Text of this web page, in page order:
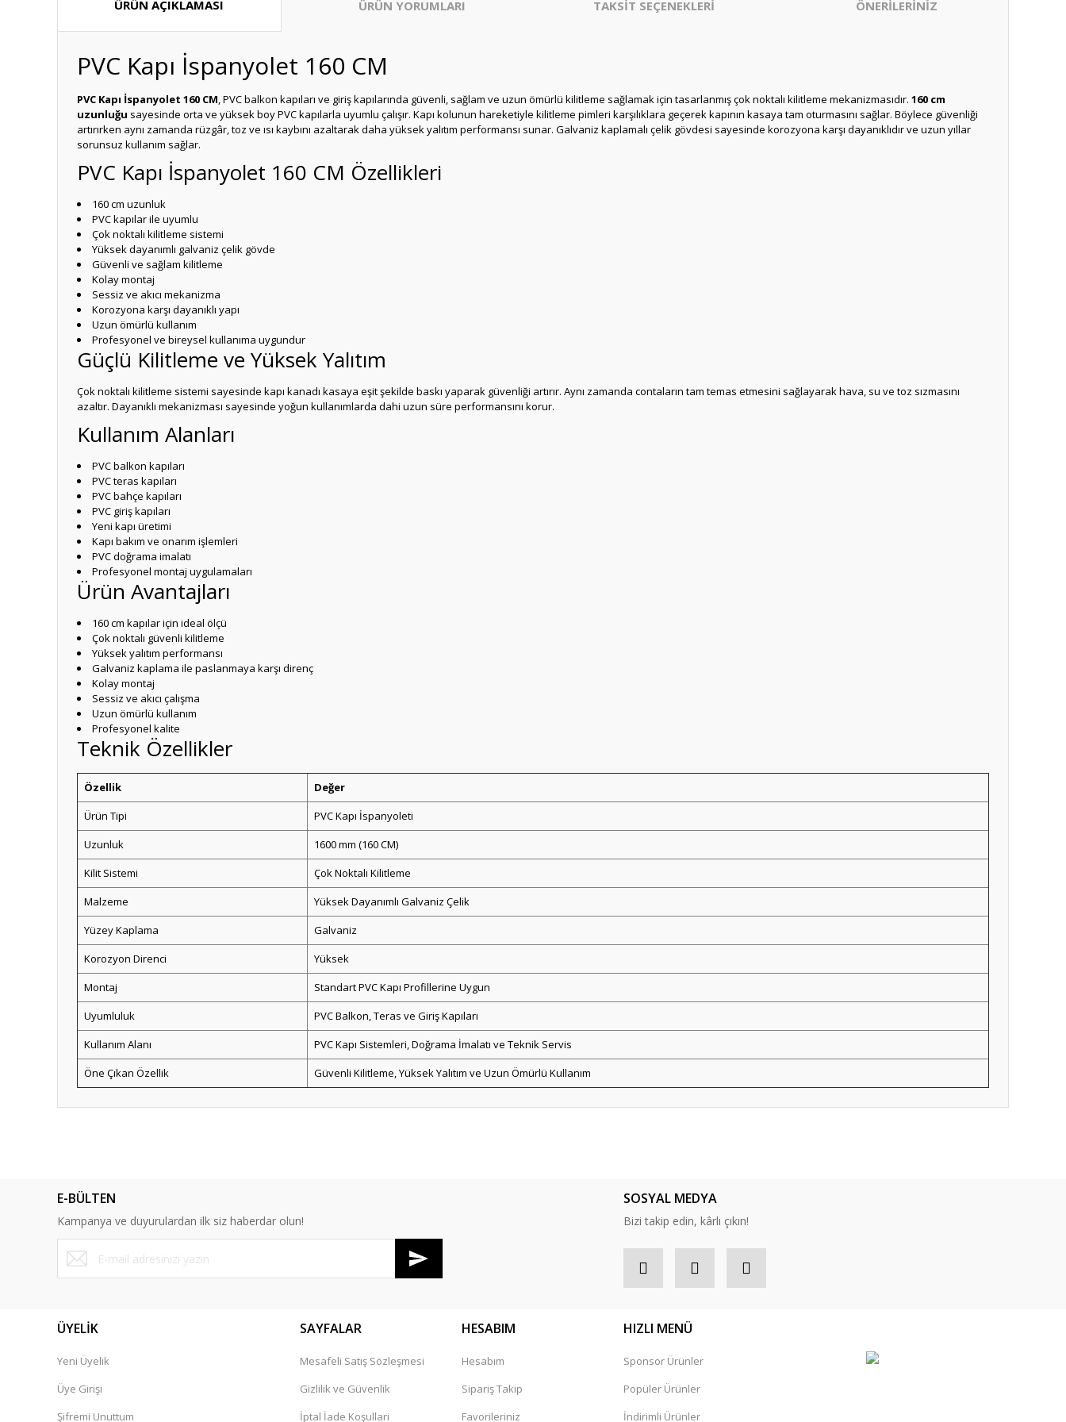
ÜRÜN AÇIKLAMASI ÜRÜN YORUMLARI TAKSİT SEÇENEKLERİ ÖNERİLERİNİZ
PVC Kapı İspanyolet 160 CM
PVC Kapı İspanyolet 160 CM, PVC balkon kapıları ve giriş kapılarında güvenli, sağlam ve uzun ömürlü kilitleme sağlamak için tasarlanmış çok noktalı kilitleme mekanizmasıdır. 160 cm
uzunluğu sayesinde orta ve yüksek boy PVC kapılarla uyumlu çalışır. Kapı kolunun hareketiyle kilitleme pimleri karşılıklara geçerek kapının kasaya tam oturmasını sağlar. Böylece güvenliği
artırırken aynı zamanda rüzgâr, toz ve ısı kaybını azaltarak daha yüksek yalıtım performansı sunar. Galvaniz kaplamalı çelik gövdesi sayesinde korozyona karşı dayanıklıdır ve uzun yıllar
sorunsuz kullanım sağlar.
PVC Kapı İspanyolet 160 CM Özellikleri
160 cm uzunluk
PVC kapılar ile uyumlu
Çok noktalı kilitleme sistemi
Yüksek dayanımlı galvaniz çelik gövde
Güvenli ve sağlam kilitleme
Kolay montaj
Sessiz ve akıcı mekanizma
Korozyona karşı dayanıklı yapı
Uzun ömürlü kullanım
Profesyonel ve bireysel kullanıma uygundur
Güçlü Kilitleme ve Yüksek Yalıtım
Çok noktalı kilitleme sistemi sayesinde kapı kanadı kasaya eşit şekilde baskı yaparak güvenliği artırır. Aynı zamanda contaların tam temas etmesini sağlayarak hava, su ve toz sızmasını
azaltır. Dayanıklı mekanizması sayesinde yoğun kullanımlarda dahi uzun süre performansını korur.
Kullanım Alanları
PVC balkon kapıları
PVC teras kapıları
PVC bahçe kapıları
PVC giriş kapıları
Yeni kapı üretimi
Kapı bakım ve onarım işlemleri
PVC doğrama imalatı
Profesyonel montaj uygulamaları
Ürün Avantajları
160 cm kapılar için ideal ölçü
Çok noktalı güvenli kilitleme
Yüksek yalıtım performansı
Galvaniz kaplama ile paslanmaya karşı direnç
Kolay montaj
Sessiz ve akıcı çalışma
Uzun ömürlü kullanım
Profesyonel kalite
Teknik Özellikler
Özellik
Değer
Ürün Tipi
PVC Kapı İspanyoleti
Uzunluk
1600 mm (160 CM)
Kilit Sistemi
Çok Noktalı Kilitleme
Malzeme
Yüksek Dayanımlı Galvaniz Çelik
Yüzey Kaplama
Galvaniz
Korozyon Direnci
Yüksek
Montaj
Standart PVC Kapı Profillerine Uygun
Uyumluluk
PVC Balkon, Teras ve Giriş Kapıları
Kullanım Alanı
PVC Kapı Sistemleri, Doğrama İmalatı ve Teknik Servis
Öne Çıkan Özellik
Güvenli Kilitleme, Yüksek Yalıtım ve Uzun Ömürlü Kullanım
2
Reses
Ürün bilgilerinde hatalar bulunuyor.
Ürün fiyatı diğer sitelerden daha pahalı.
Bu ürüne benzer farklı alternatifler olmalı.
E-BÜLTEN
Kampanya ve duyurulardan ilk siz haberdar olun!
SOSYAL MEDYA
Bizi takip edin, kârlı çıkın!
ÜYELİK
Yeni Üyelik
Üye Girişi
Şifremi Unuttum
SAYFALAR
Mesafeli Satış Sözleşmesi
Gizlilik ve Güvenlik
İptal İade Koşullari
HESABIM
Hesabım
Sipariş Takip
Favorileriniz
HIZLI MENÜ
Sponsor Ürünler
Popüler Ürünler
İndirimli Ürünler